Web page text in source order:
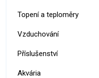
Topení a teploměry
Vzduchování
Příslušenství
Akvária